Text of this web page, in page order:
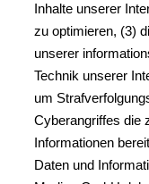
Inhalte unserer
zu optimieren, (3)
unserer
Technik unserer
um
Cyberangriffes die
Informationen
Daten und